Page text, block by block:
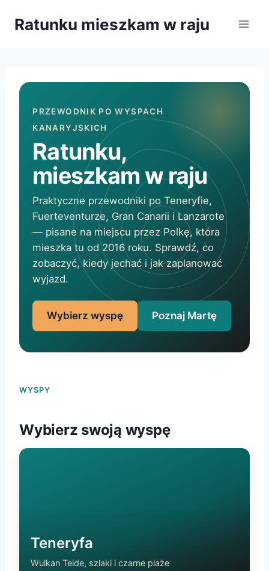
Ratunku mieszkam w raju
PRZEWODNIK PO WYSPACH
KANARYJSKICH
Ratunku,
mieszkam w raju
Praktyczne przewodniki po Teneryfie,
Fuerteventurze, Gran Canarii i Lanzarote
— pisane na miejscu przez Polkę, która
mieszka tu od 2016 roku. Sprawdź, co
zobaczyć, kiedy jechać i jak zaplanować
wyjazd.
Wybierz wyspę Poznaj Martę
WYSPY
Wybierz swoją wyspę
Teneryfa
Wulkan Teide, szlaki i czarne plaże